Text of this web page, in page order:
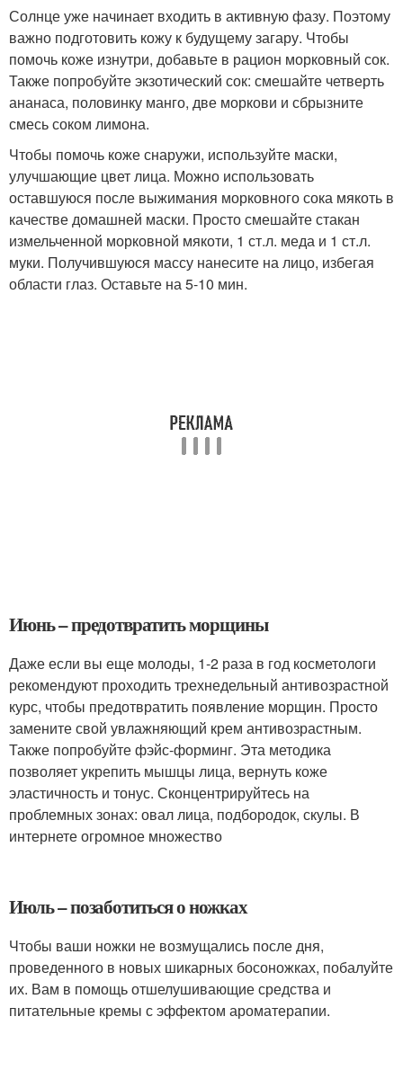
Солнце уже начинает входить в активную фазу. Поэтому
важно подготовить кожу к будущему загару. Чтобы
помочь коже изнутри, добавьте в рацион морковный сок.
Также попробуйте экзотический сок: смешайте четверть
ананаса, половинку манго, две моркови и сбрызните
смесь соком лимона.
Чтобы помочь коже снаружи, используйте маски,
улучшающие цвет лица. Можно использовать
оставшуюся после выжимания морковного сока мякоть в
качестве домашней маски. Просто смешайте стакан
измельченной морковной мякоти, 1 ст.л. меда и 1 ст.л.
муки. Получившуюся массу нанесите на лицо, избегая
области глаз. Оставьте на 5-10 мин.
Июнь – предотвратить морщины
Даже если вы еще молоды, 1-2 раза в год косметологи
рекомендуют проходить трехнедельный антивозрастной
курс, чтобы предотвратить появление морщин. Просто
замените свой увлажняющий крем антивозрастным.
Также попробуйте фэйс-форминг. Эта методика
позволяет укрепить мышцы лица, вернуть коже
эластичность и тонус. Сконцентрируйтесь на
проблемных зонах: овал лица, подбородок, скулы. В
интернете огромное множество
Июль – позаботиться о ножках
Чтобы ваши ножки не возмущались после дня,
проведенного в новых шикарных босоножках, побалуйте
их. Вам в помощь отшелушивающие средства и
питательные кремы с эффектом ароматерапии.